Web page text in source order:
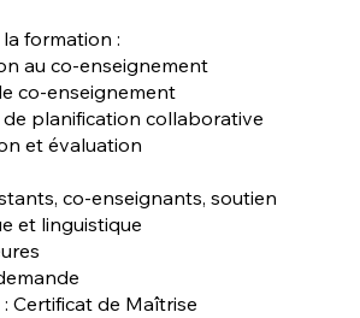
formation :
au co-enseignement
co-enseignement
de planification collaborative
et évaluation
co-enseignants, soutien
et linguistique
Certificat de Maîtrise